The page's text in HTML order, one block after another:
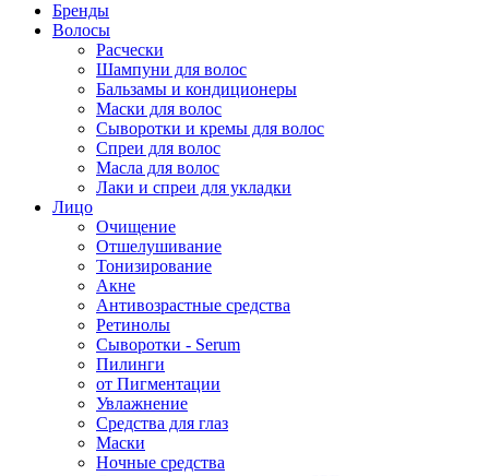
Бренды
Волосы
Расчески
Шампуни для волос
Бальзамы и кондиционеры
Маски для волос
Сыворотки и кремы для волос
Спреи для волос
Масла для волос
Лаки и спреи для укладки
Лицо
Очищение
Отшелушивание
Тонизирование
Акне
Антивозрастные средства
Ретинолы
Сыворотки - Serum
Пилинги
от Пигментации
Увлажнение
Средства для глаз
Маски
Ночные средства